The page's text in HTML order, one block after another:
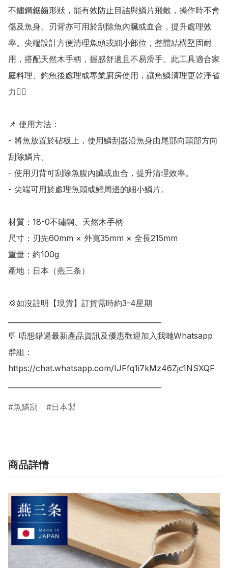
不鏽鋼鋸齒形狀，能有效防止目詰與鱗片飛散，操作時不會
傷及魚身。刃背亦可用於刮除魚內臟或血合，提升處理效
率。尖端設計方便清理魚頭或細小部位，整體結構堅固耐
用，搭配天然木手柄，握感舒適且不易滑手。此工具適合家
庭料理、釣魚後處理或專業廚房使用，讓魚鱗清理更乾淨省
力👍🏻
📌 使用方法：
- 將魚放置於砧板上，使用鱗刮器沿魚身由尾部向頭部方向
刮除鱗片。
- 使用刃背可刮除魚腹內臟或血合，提升清理效率。
- 尖端可用於處理魚頭或鰭周邊的細小鱗片。
材質：18-0不鏽鋼、天然木手柄
尺寸：刃先60mm × 外寬35mm × 全長215mm
重量：約100g
產地：日本（燕三条）
💢如沒註明【現貨】訂貨需時約3-4星期
💬 唔想錯過最新產品資訊及優惠歡迎加入我哋Whatsapp
群組：
https://chat.whatsapp.com/IJFfq1i7kMz46Zjc1NSXQF
魚鱗刮 日本製
商品詳情